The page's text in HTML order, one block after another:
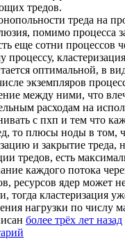
тредов.
треда на
помимо процесса
еще сотни процессов
процессу,
оптимальной, в
экземпляров
между ними, что
расходам на
с пхп и тем что
то плюсы ноды в том,
и закрытие треда,
тредов, есть
каждого потока
ресурсов ядер может
тогда кластеризация
нагрузки по числу
более трёх лет назад